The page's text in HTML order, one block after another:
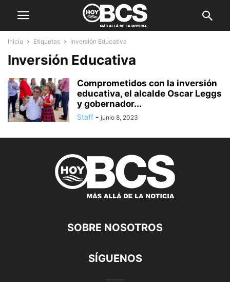
Inicio Etiquetas Inversión Educativa
Inversión Educativa
Comprometidos con la inversión
educativa, el alcalde Oscar Leggs
y gobernador...
Staff - junio 8, 2023
SOBRE NOSOTROS
SÍGUENOS